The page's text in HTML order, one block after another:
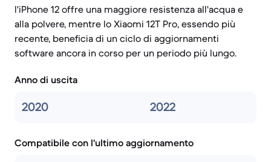
l'iPhone 12 offre una maggiore resistenza all'acqua e
alla polvere, mentre lo Xiaomi 12T Pro, essendo più
recente, beneficia di un ciclo di aggiornamenti
software ancora in corso per un periodo più lungo.
Anno di uscita
2020 2022
Compatibile con l'ultimo aggiornamento